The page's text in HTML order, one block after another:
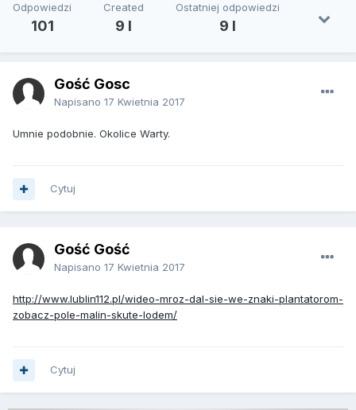
Odpowiedzi
101
Created
9 l
Ostatniej odpowiedzi
9 l
Gość Gosc
Napisano 17 Kwietnia 2017
Umnie podobnie. Okolice Warty.
Cytuj
Gość Gość
Napisano 17 Kwietnia 2017
http://www.lublin112.pl/wideo-mroz-dal-sie-we-znaki-plantatorom-
zobacz-pole-malin-skute-lodem/
Cytuj